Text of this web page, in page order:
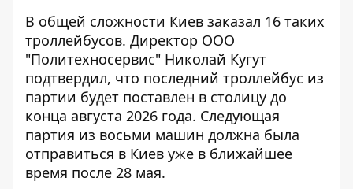
В общей сложности Киев заказал 16 таких
троллейбусов. Директор ООО
"Политехносервис" Николай Кугут
подтвердил, что последний троллейбус из
партии будет поставлен в столицу до
конца августа 2026 года. Следующая
партия из восьми машин должна была
отправиться в Киев уже в ближайшее
время после 28 мая.